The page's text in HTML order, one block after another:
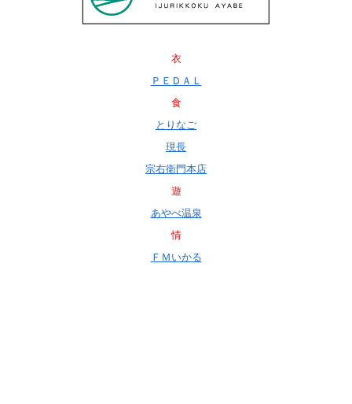
衣
ＰＥＤＡＬ
食
とりなご
現長
宗右衛門本店
遊
あやべ温泉
情
ＦＭいかる